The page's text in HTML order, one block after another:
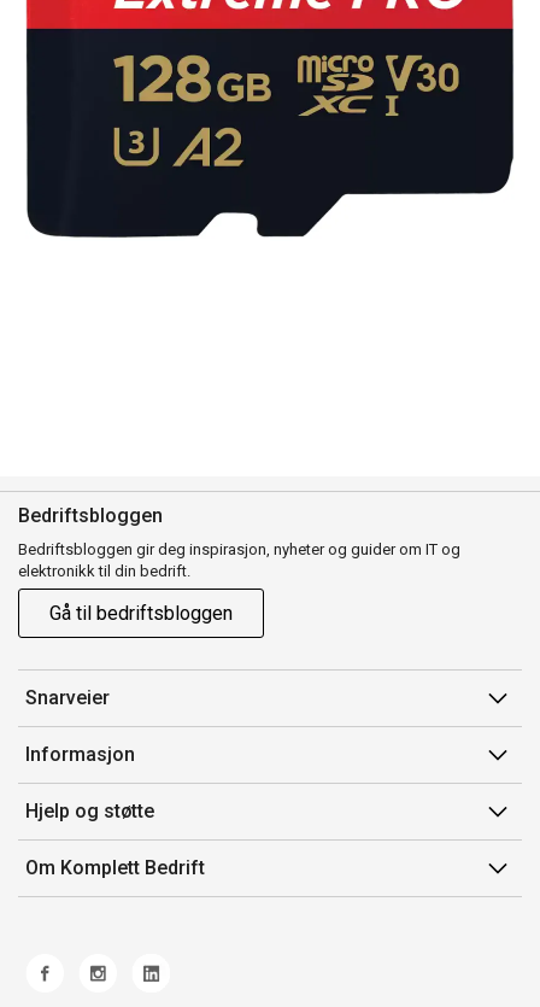
Bedriftsbloggen
Bedriftsbloggen gir deg inspirasjon, nyheter og guider om IT og
elektronikk til din bedrift.
Gå til bedriftsbloggen
Snarveier
Min side
Ordreoversikt
Mine produkter
Informasjon
Salgsbetingelser
Avtalevilkår for Komplett Bedrift Pluss
Produsenter
Hjelp og støtte
Kontakt oss
Retur
Ofte stilte spørsmål
Om Komplett Bedrift